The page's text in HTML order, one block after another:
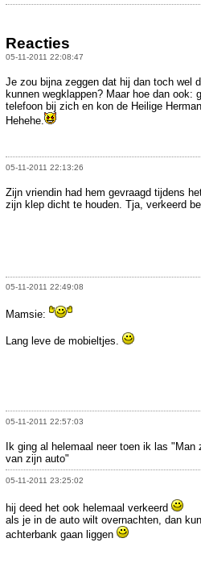
Reacties
05-11-2011 22:08:47
Je zou bijna zeggen dat hij dan toch wel
kunnen wegklappen? Maar hoe dan ook:
telefoon bij zich en kon de Heilige
Hehehe.
05-11-2011 22:13:26
Zijn vriendin had hem gevraagd tijdens
zijn klep dicht te houden. Tja, verkeerd
05-11-2011 22:49:08
Mamsie:
Lang leve de mobieltjes.
05-11-2011 22:57:03
Ik ging al helemaal neer toen ik las "Man
van zijn auto"
05-11-2011 23:25:02
hij deed het ook helemaal verkeerd
als je in de auto wilt overnachten, dan
achterbank gaan liggen